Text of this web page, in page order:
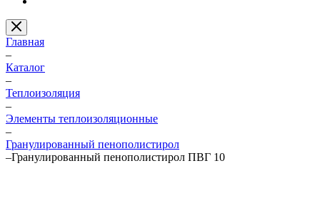
Главная
–
Каталог
–
Теплоизоляция
–
Элементы теплоизоляционные
–
Гранулированный пенополистирол
–Гранулированный пенополистирол ПВГ 10